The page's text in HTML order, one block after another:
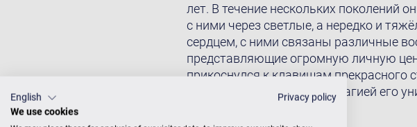
лет. В течение нескольких поколений
с ними через светлые, а нередко и
сердцем, с ними связаны различные
представляющие огромную личную
прикоснулся к клавишам прекрасного
наверняка был очарован магией его
English
Privacy policy
We use cookies